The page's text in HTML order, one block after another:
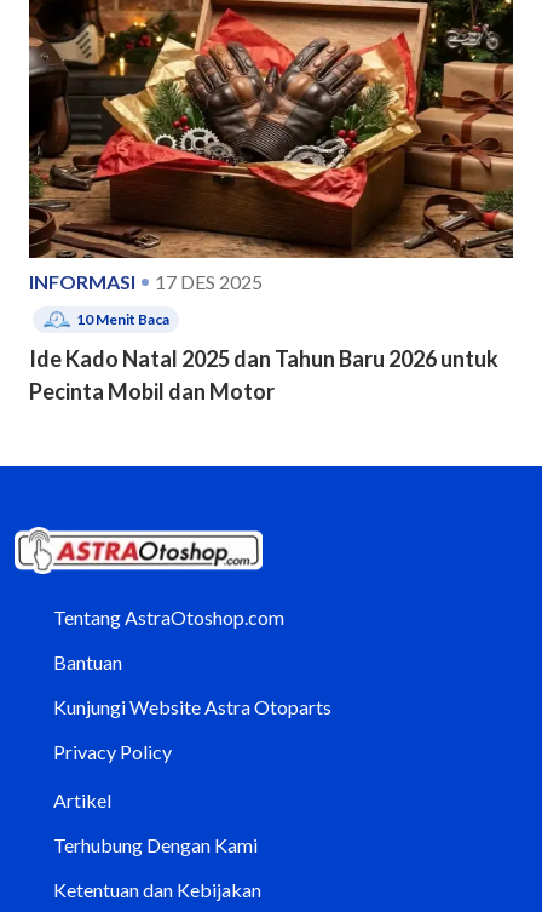
INFORMASI 17 DES 2025
10Menit Baca
Ide Kado Natal 2025 dan Tahun Baru 2026 untuk
Pecinta Mobil dan Motor
Tentang AstraOtoshop.com
Bantuan
Kunjungi Website Astra Otoparts
Privacy Policy
Artikel
Terhubung Dengan Kami
Ketentuan dan Kebijakan